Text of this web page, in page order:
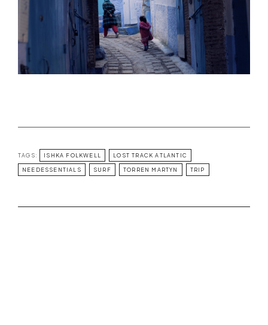
TAGS: ISHKA FOLKWELL LOST TRACK ATLANTIC
NEEDESSENTIALS SURF TORREN MARTYN TRIP